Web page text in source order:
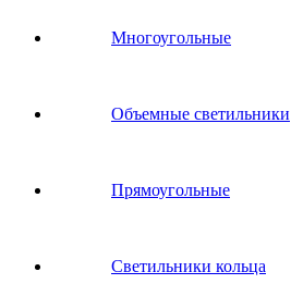
Многоугольные
Объемные светильники
Прямоугольные
Светильники кольца